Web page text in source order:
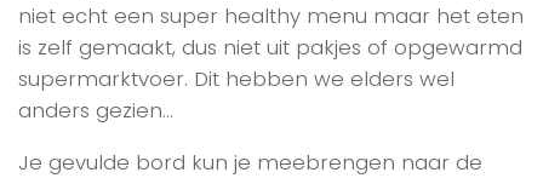
niet echt een super healthy menu maar het eten
is zelf gemaakt, dus niet uit pakjes of opgewarmd
supermarktvoer. Dit hebben we elders wel
anders gezien…
Je gevulde bord kun je meebrengen naar de